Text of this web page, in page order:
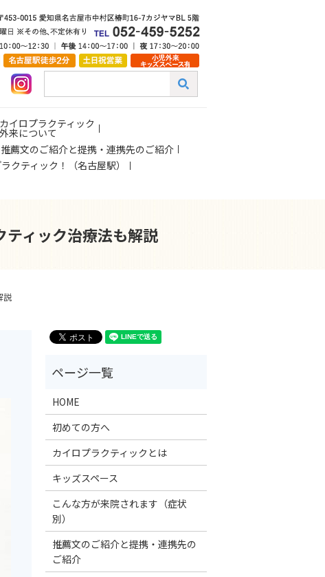
イロプラクティック
来について
推薦文のご紹介と提携・連携先のご紹介
クティック！（名古屋駅）
ィック治療法も解説
説
HOME
初めての方へ
カイロプラクティックとは
キッズスペース
こんな方が来院されます（症状
別）
推薦文のご紹介と提携・連携先の
ご紹介